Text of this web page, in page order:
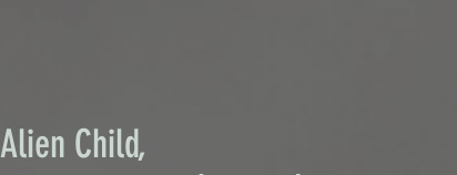
Alien Child,